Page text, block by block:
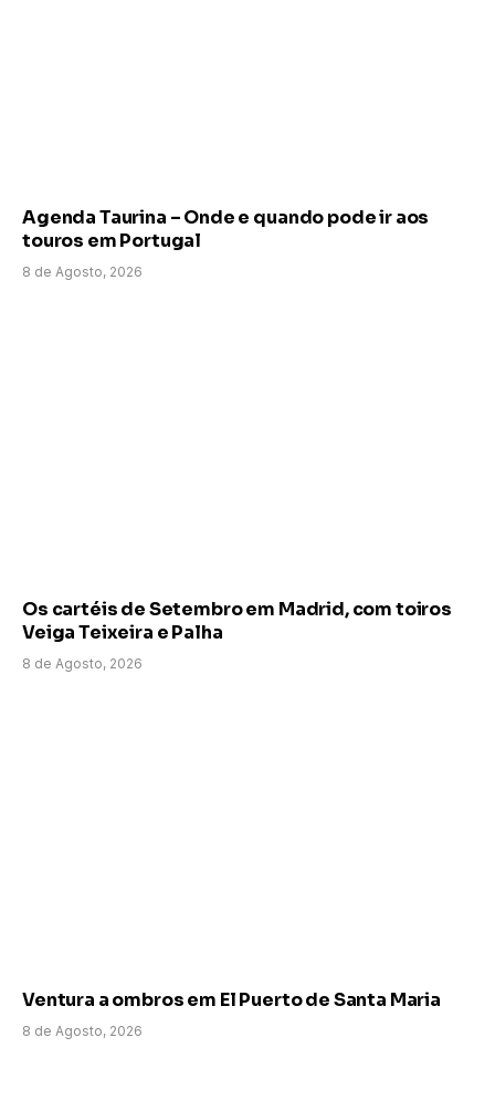
Agenda Taurina – Onde e quando pode ir aos
touros em Portugal
8 de Agosto, 2026
Os cartéis de Setembro em Madrid, com toiros
Veiga Teixeira e Palha
8 de Agosto, 2026
Ventura a ombros em El Puerto de Santa Maria
8 de Agosto, 2026